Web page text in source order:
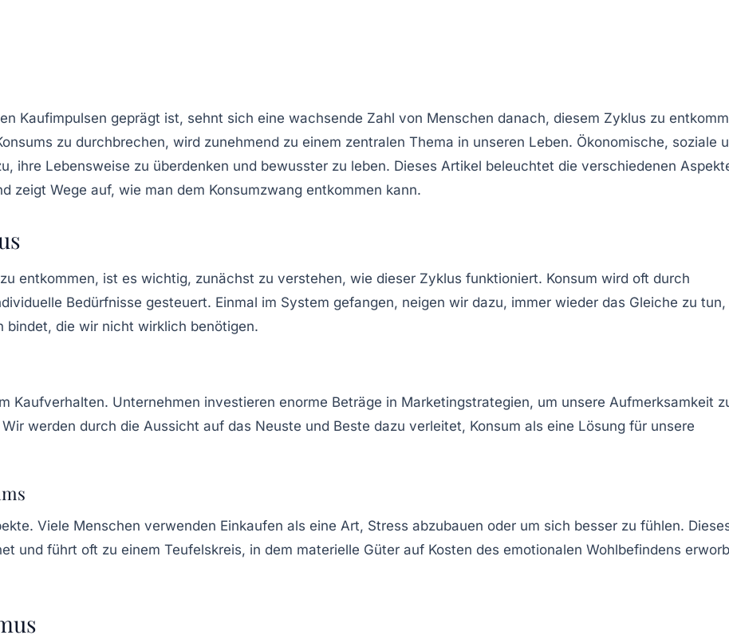
Kaufimpulsen geprägt ist, sehnt sich eine wachsende Zahl von Menschen danach, diesem Zyklus zu
zu durchbrechen, wird zunehmend zu einem zentralen Thema in unseren Leben. Ökonomische, soziale
ihre Lebensweise zu überdenken und bewusster zu leben. Dieses Artikel beleuchtet die verschiedenen
zeigt Wege auf, wie man dem Konsumzwang entkommen kann.
entkommen, ist es wichtig, zunächst zu verstehen, wie dieser Zyklus funktioniert. Konsum wird oft durch
Bedürfnisse gesteuert. Einmal im System gefangen, neigen wir dazu, immer wieder das Gleiche zu tun,
bindet, die wir nicht wirklich benötigen.
Kaufverhalten. Unternehmen investieren enorme Beträge in Marketingstrategien, um unsere Aufmerksamkeit
werden durch die Aussicht auf das Neuste und Beste dazu verleitet, Konsum als eine Lösung für unsere
Viele Menschen verwenden Einkaufen als eine Art, Stress abzubauen oder um sich besser zu fühlen.
und führt oft zu einem Teufelskreis, in dem materielle Güter auf Kosten des emotionalen Wohlbefindens